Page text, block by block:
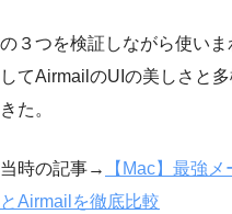
の３つを検証しながら使い
してAirmailのUIの美しさと
きた。
当時の記事→
【Mac】最強
とAirmailを徹底比較